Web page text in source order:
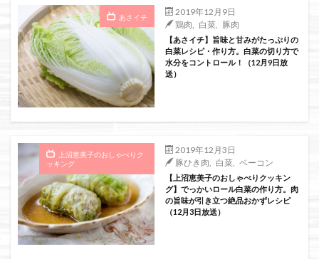
あさイチ
2019年12月9日
鶏肉
白菜 豚肉
【あさイチ】旨味と甘みがたっぷりの
白菜レシピ・作り方。白菜の切り方で
水分をコントロール！（12月9日放
送）
上沼恵美子のおしゃべりク
ッキング
2019年12月3日
豚ひき肉
白菜 ベーコン
【上沼恵美子のおしゃべりクッキン
グ】でっかいロール白菜の作り方。肉
の旨味が引き立つ絶品おかずレシピ
（12月3日放送）
/home/xs111inc/wadai.info/public_html/wp-content/themes/the-
thor-child/searchform-refine.php on line 41
絞り込み検索